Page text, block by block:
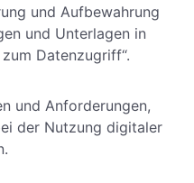
und Aufbewahrung
und Unterlagen in
Datenzugriff“.
und Anforderungen,
der Nutzung digitaler